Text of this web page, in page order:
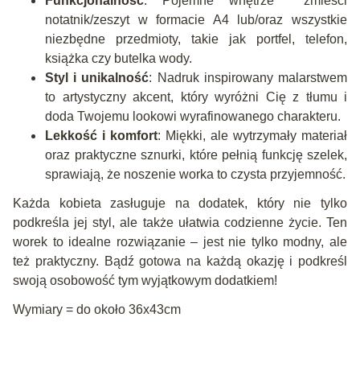
notatnik/zeszyt w formacie A4 lub/oraz wszystkie
niezbędne przedmioty, takie jak portfel, telefon,
książka czy butelka wody.
Styl i unikalność: Nadruk inspirowany malarstwem
to artystyczny akcent, który wyróżni Cię z tłumu i
doda Twojemu lookowi wyrafinowanego charakteru.
Lekkość i komfort: Miękki, ale wytrzymały materiał
oraz praktyczne sznurki, które pełnią funkcję szelek,
sprawiają, że noszenie worka to czysta przyjemność.
Każda kobieta zasługuje na dodatek, który nie tylko
podkreśla jej styl, ale także ułatwia codzienne życie. Ten
worek to idealne rozwiązanie – jest nie tylko modny, ale
też praktyczny. Bądź gotowa na każdą okazję i podkreśl
swoją osobowość tym wyjątkowym dodatkiem!
Wymiary = do około 36x43cm